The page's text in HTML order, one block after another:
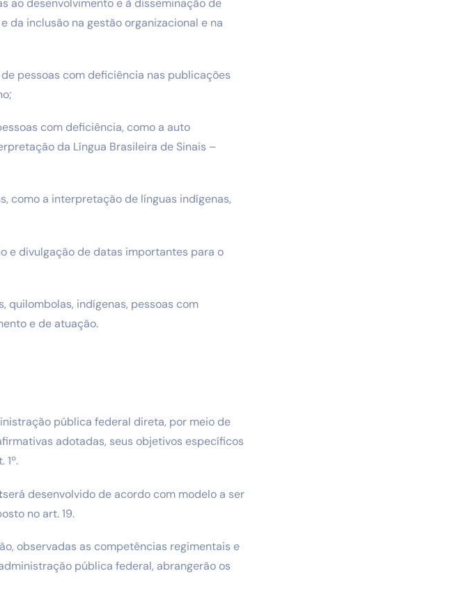
ao desenvolvimento e à disseminação de
da inclusão na gestão organizacional e na
pessoas com deficiência nas publicações
com deficiência, como a auto
da Língua Brasileira de Sinais –
como a interpretação de línguas indígenas,
e divulgação de datas importantes para o
quilombolas, indígenas, pessoas com
e de atuação.
pública federal direta, por meio de
adotadas, seus objetivos específicos
será desenvolvido de acordo com modelo a ser
no art. 19.
observadas as competências regimentais e
pública federal, abrangerão os